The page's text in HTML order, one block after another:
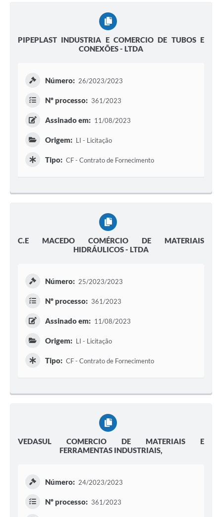
PIPEPLAST INDUSTRIA E COMERCIO DE TUBOS E
CONEXÕES - LTDA
Número: 26/2023/2023
Nº processo: 361/2023
Assinado em: 11/08/2023
Origem: LI - Licitação
Tipo: CF - Contrato de Fornecimento
C.E MACEDO COMÉRCIO DE MATERIAIS
HIDRÁULICOS - LTDA
Número: 25/2023/2023
Nº processo: 361/2023
Assinado em: 11/08/2023
Origem: LI - Licitação
Tipo: CF - Contrato de Fornecimento
VEDASUL COMERCIO DE MATERIAIS E
FERRAMENTAS INDUSTRIAIS,
Número: 24/2023/2023
Nº processo: 361/2023